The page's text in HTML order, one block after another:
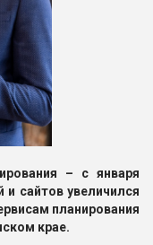
– с января
и сайтов увеличился
планирования
крае.